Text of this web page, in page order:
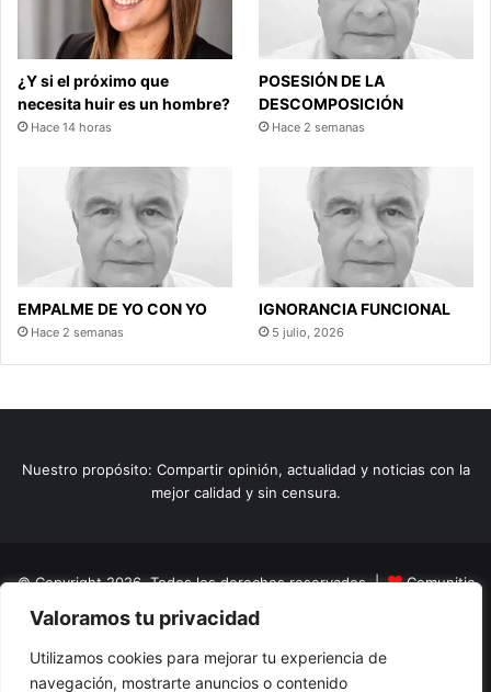
Valoramos tu privacidad
Utilizamos cookies para mejorar tu experiencia de
navegación, mostrarte anuncios o contenido
¿Y si el próximo que
necesita huir es un hombre?
Hace 14 horas
POSESIÓN DE LA
DESCOMPOSICIÓN
Hace 2 semanas
EMPALME DE YO CON YO
Hace 2 semanas
IGNORANCIA FUNCIONAL
5 julio, 2026
Nuestro propósito: Compartir opinión, actualidad y noticias con la
mejor calidad y sin censura.
© Copyright 2026, Todos los derechos reservados |
Comunitic
SAS BICNit 901228106
Home
Actualidad Variedades Opinion Turismo
El Tinteadero
Caricaturas Reportajes